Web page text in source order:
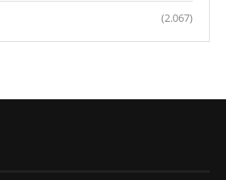
(2.067)